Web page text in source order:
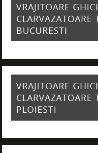
VRAJITOARE
CLARVAZATOARE
BUCURESTI
VRAJITOARE
CLARVAZATOARE
PLOIESTI